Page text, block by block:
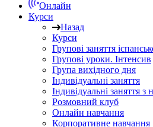
Онлайн
Курси
Назад
Курси
Групові заняття
Групові уроки. Інтенсив
Група вихідного дня
Індивідуальні заняття
Індивідуальні заняття з
Розмовний клуб
Онлайн навчання
Корпоративне навчання